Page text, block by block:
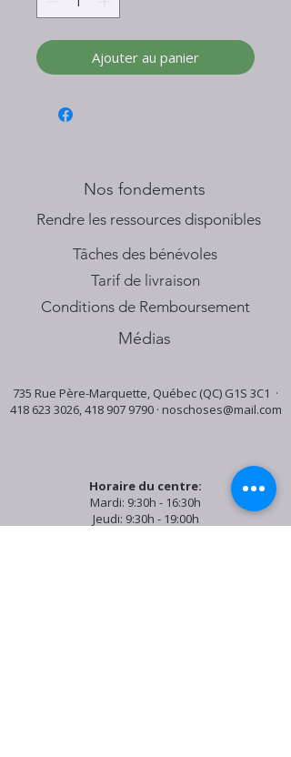
Ajouter au panier
Nos fondements
​Rendre les ressources disponibles
Tâches des bénévoles
Tarif de livraison
Conditions de Remboursement
Médias
735 Rue Père-Marquette, Québec (QC) G1S 3C1 ·
418 623 3026,418 907 9790· noschoses@mail.com
Horaire du centre:
Mardi: 9:30h - 16:30h
Jeudi: 9:30h - 19:00h